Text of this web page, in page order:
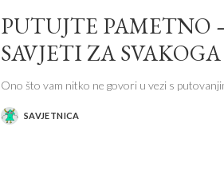
PUTUJTE PAMETNO
SAVJETI ZA SVAKOGA
Ono što vam nitko ne govori u vezi s
POSTED
BY
SAVJETNICA